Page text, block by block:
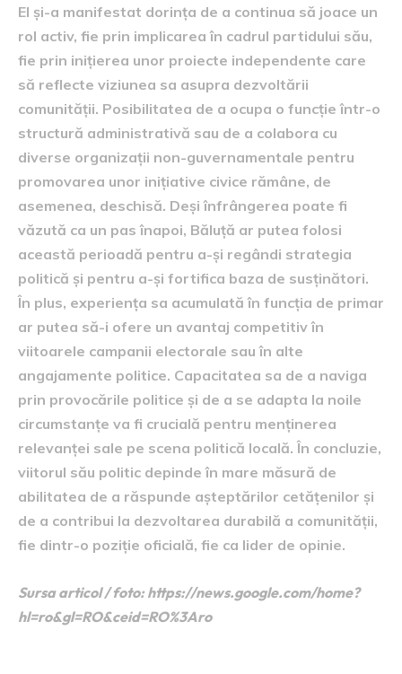
El și-a manifestat dorința de a continua să joace un
rol activ, fie prin implicarea în cadrul partidului său,
fie prin inițierea unor proiecte independente care
să reflecte viziunea sa asupra dezvoltării
comunității. Posibilitatea de a ocupa o funcție într-o
structură administrativă sau de a colabora cu
diverse organizații non-guvernamentale pentru
promovarea unor inițiative civice rămâne, de
asemenea, deschisă. Deși înfrângerea poate fi
văzută ca un pas înapoi, Băluță ar putea folosi
această perioadă pentru a-și regândi strategia
politică și pentru a-și fortifica baza de susținători.
În plus, experiența sa acumulată în funcția de primar
ar putea să-i ofere un avantaj competitiv în
viitoarele campanii electorale sau în alte
angajamente politice. Capacitatea sa de a naviga
prin provocările politice și de a se adapta la noile
circumstanțe va fi crucială pentru menținerea
relevanței sale pe scena politică locală. În concluzie,
viitorul său politic depinde în mare măsură de
abilitatea de a răspunde așteptărilor cetățenilor și
de a contribui la dezvoltarea durabilă a comunității,
fie dintr-o poziție oficială, fie ca lider de opinie.
Sursa articol / foto: https://news.google.com/home?
hl=ro&gl=RO&ceid=RO%3Aro